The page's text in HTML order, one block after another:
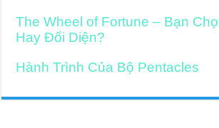
The Wheel of Fortune – Bạn
Hay Đối Diện?
Hành Trình Của Bộ Pentacles